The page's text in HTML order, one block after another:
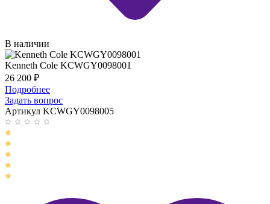
В наличии
Kenneth Cole KCWGY0098001
26 200 ₽
Подробнее
Задать вопрос
Артикул KCWGY0098005